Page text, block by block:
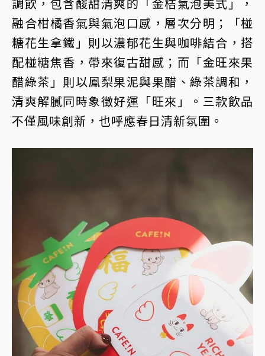
調飲，包含酸甜清爽的「金桔氣泡美式」，
融合柑橘香氣與氣泡口感，層次分明；「椪
糖花生拿鐵」則以濃郁花生與咖啡結合，搭
配椪糖焦香，帶來復古甜感；而「金旺來果
醋綠茶」則以鳳梨果泥與果醋、綠茶調和，
清爽解膩同時象徵好運「旺來」。三款飲品
不僅風味創新，也呼應春日清新氛圍。